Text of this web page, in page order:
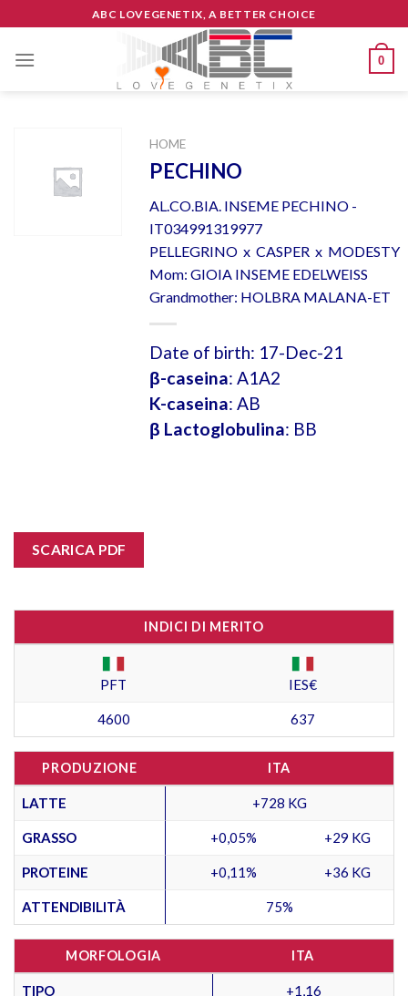
to
content
ABC LOVEGENETIX, A BETTER CHOICE
0
HOME
PECHINO
AL.CO.BIA. INSEME PECHINO -
IT034991319977
PELLEGRINO x CASPER x MODESTY
Mom: GIOIA INSEME EDELWEISS
Grandmother: HOLBRA MALANA-ET
Date of birth: 17-Dec-21
β-caseina: A1A2
K-caseina: AB
β Lactoglobulina: BB
SCARICA PDF
INDICI DI MERITO
PFT IES€
4600 637
PRODUZIONE ITA
LATTE +728 KG
GRASSO +0,05% +29 KG
PROTEINE +0,11% +36 KG
ATTENDIBILITÀ 75%
MORFOLOGIA ITA
TIPO +1,16